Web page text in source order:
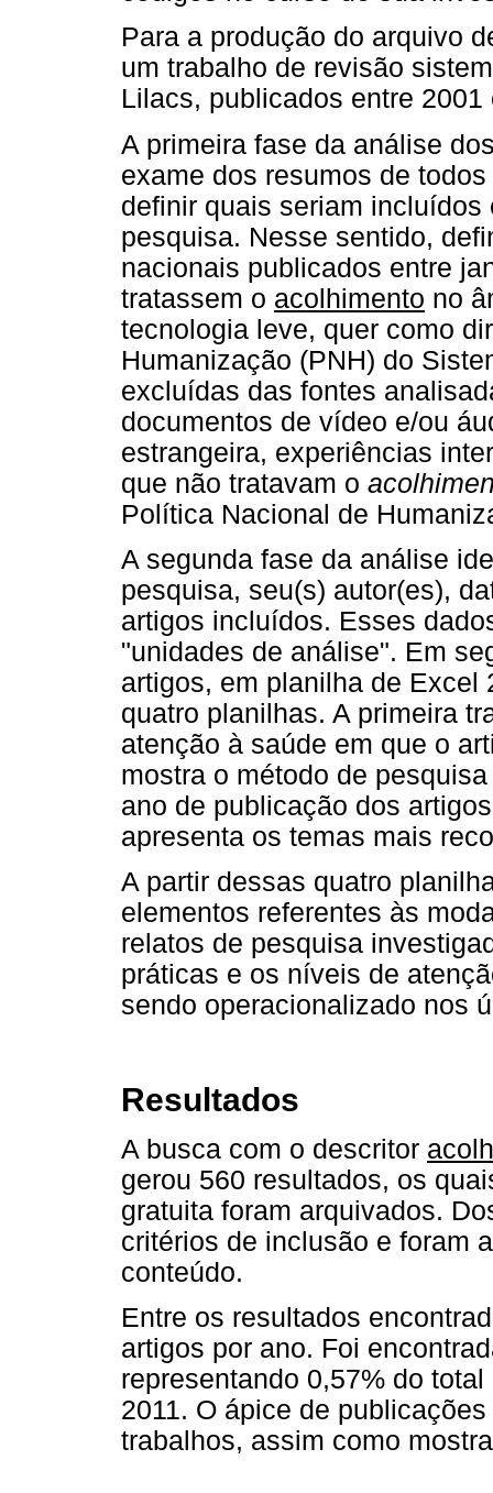
Para a produção do arquivo
um trabalho de revisão
Lilacs, publicados entre
A primeira fase da análise
exame dos resumos de
definir quais seriam
pesquisa. Nesse sentido,
nacionais publicados entre
tratassem o acolhimento no
tecnologia leve, quer como
Humanização (PNH) do
excluídas das fontes
documentos de vídeo e/ou
estrangeira, experiências
que não tratavam o
Política Nacional de
A segunda fase da análise
pesquisa, seu(s) autor(es),
artigos incluídos. Esses
"unidades de análise". Em
artigos, em planilha de Excel
quatro planilhas. A primeira
atenção à saúde em que o
mostra o método de
ano de publicação dos
apresenta os temas mais
A partir dessas quatro
elementos referentes às
relatos de pesquisa
práticas e os níveis de
sendo operacionalizado nos
Resultados
A busca com o descritor
gerou 560 resultados, os
gratuita foram arquivados.
critérios de inclusão e foram
conteúdo.
Entre os resultados
artigos por ano. Foi
representando 0,57% do
2011. O ápice de
trabalhos, assim como